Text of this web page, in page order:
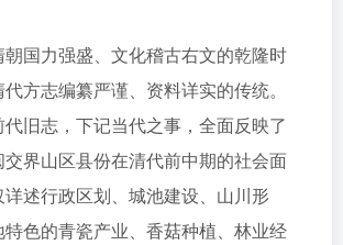
国力强盛、文化稽古右文的乾隆时
方志编纂严谨、资料详实的传统。
旧志，下记当代之事，全面反映了
界山区县份在清代前中期的社会面
述行政区划、城池建设、山川形
色的青瓷产业、香菇种植、林业经